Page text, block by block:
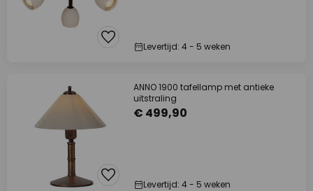
Levertijd: 4 - 5 weken
ANNO 1900 tafellamp met antieke
uitstraling
€ 499,90
Levertijd: 4 - 5 weken